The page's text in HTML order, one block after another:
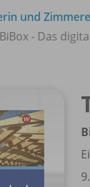
und
- Das